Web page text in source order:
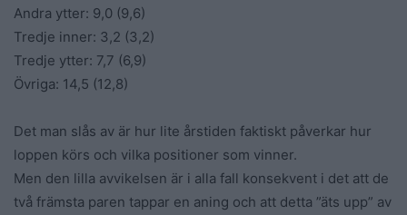
Andra ytter: 9,0 (9,6)
Tredje inner: 3,2 (3,2)
Tredje ytter: 7,7 (6,9)
Övriga: 14,5 (12,8)
Det man slås av är hur lite årstiden faktiskt påverkar hur
loppen körs och vilka positioner som vinner.
Men den lilla avvikelsen är i alla fall konsekvent i det att de
två främsta paren tappar en aning och att detta ”äts upp” av